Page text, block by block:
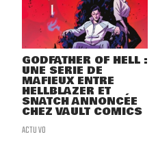
GODFATHER OF HELL :
UNE SÉRIE DE
MAFIEUX ENTRE
HELLBLAZER ET
SNATCH ANNONCÉE
CHEZ VAULT COMICS
ACTU VO